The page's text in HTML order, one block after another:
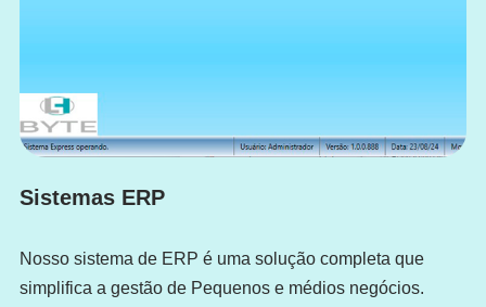
Sistemas ERP
Nosso sistema de ERP é uma solução completa que
simplifica a gestão de Pequenos e médios negócios.